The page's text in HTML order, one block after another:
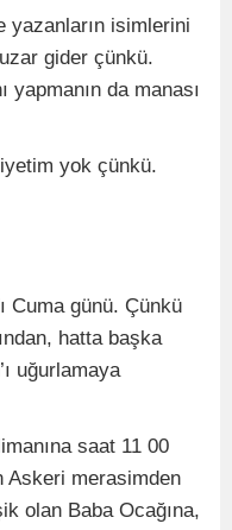
yazanların isimlerini
gider çünkü.
yapmanın da manası
yok çünkü.
Cuma günü. Çünkü
hatta başka
uğurlamaya
saat 11 00
Askeri merasimden
olan Baba Ocağına,